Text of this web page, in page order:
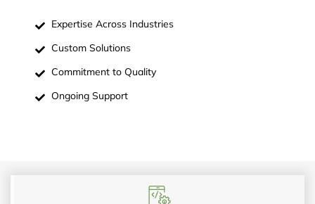
Expertise Across Industries
Custom Solutions
Commitment to Quality
Ongoing Support